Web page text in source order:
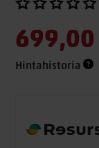
699,00
Hintahistoria